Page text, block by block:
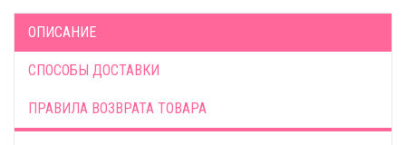
ОПИСАНИЕ
СПОСОБЫ ДОСТАВКИ
ПРАВИЛА ВОЗВРАТА ТОВАРА